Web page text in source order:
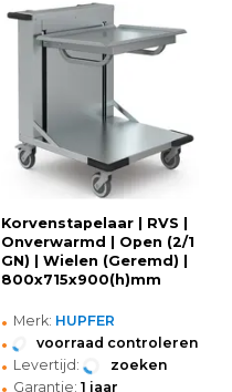
Korvenstapelaar | RVS |
Onverwarmd | Open (2/1
GN) | Wielen (Geremd) |
800x715x900(h)mm
• Merk: HUPFER
• voorraad controleren
• Levertijd: zoeken
Garantie: 1 jaar